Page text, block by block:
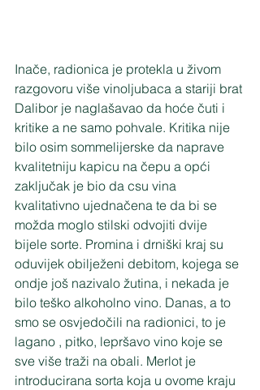
Inače, radionica je protekla u živom
razgovoru više vinoljubaca a stariji brat
Dalibor je naglašavao da hoće čuti i
kritike a ne samo pohvale. Kritika nije
bilo osim sommelijerske da naprave
kvalitetniju kapicu na čepu a opći
zaključak je bio da csu vina
kvalitativno ujednačena te da bi se
možda moglo stilski odvojiti dvije
bijele sorte. Promina i drniški kraj su
oduvijek obilježeni debitom, kojega se
ondje još nazivalo žutina, i nekada je
bilo teško alkoholno vino. Danas, a to
smo se osvjedočili na radionici, to je
lagano , pitko, lepršavo vino koje se
sve više traži na obali. Merlot je
introducirana sorta koja u ovome kraju